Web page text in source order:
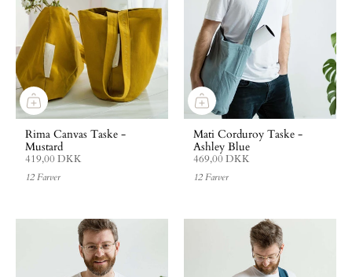
Rima Canvas Taske -
Mustard
419,00 DKK
12 Farver
Mati Corduroy Taske -
Ashley Blue
469,00 DKK
12 Farver